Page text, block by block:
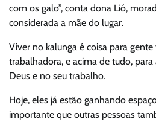
com os galo”, conta dona Lió,
considerada a mãe do lugar.
Viver no kalunga é coisa para
trabalhadora, e acima de tudo,
Deus e no seu trabalho.
Hoje, eles já estão ganhando
importante que outras pessoas